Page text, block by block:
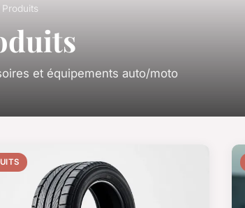
Produits
et équipements auto/moto